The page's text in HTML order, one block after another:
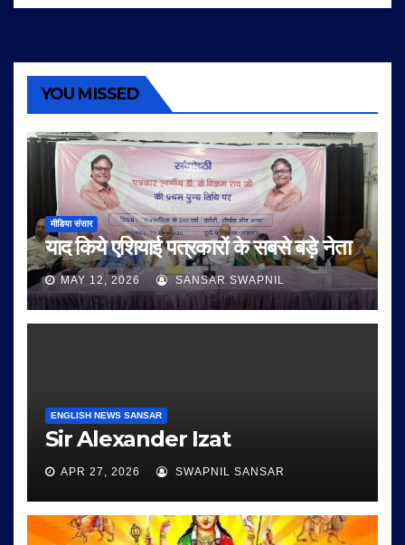
YOU MISSED
मीडिया संसार
याद किये एशियाई पत्रकारों के सबसे बड़े नेता
MAY 12, 2026 SANSAR SWAPNIL
ENGLISH NEWS SANSAR
Sir Alexander Izat
APR 27, 2026 SWAPNIL SANSAR